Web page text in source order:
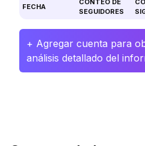
FECHA
CONTEO DE
SEGUIDORES
+ Agregar cuenta para
análisis detallado del